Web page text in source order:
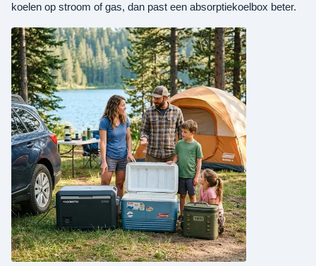
koelen op stroom of gas, dan past een absorptiekoelbox beter.